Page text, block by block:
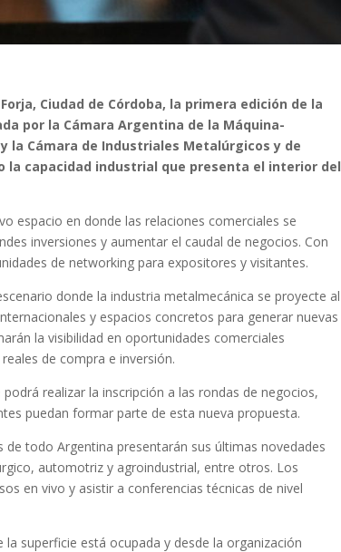
Ciudad de Córdoba, la primera edición de la
por la Cámara Argentina de la Máquina-
la Cámara de Industriales Metalúrgicos y de
la capacidad industrial que presenta el interior del
espacio en donde las relaciones comerciales se
inversiones y aumentar el caudal de negocios. Con
de networking para expositores y visitantes.
donde la industria metalmecánica se proyecte al
y espacios concretos para generar nuevas
la visibilidad en oportunidades comerciales
de compra e inversión.
realizar la inscripción a las rondas de negocios,
puedan formar parte de esta nueva propuesta.
todo Argentina presentarán sus últimas novedades
automotriz y agroindustrial, entre otros. Los
en vivo y asistir a conferencias técnicas de nivel
superficie está ocupada y desde la organización